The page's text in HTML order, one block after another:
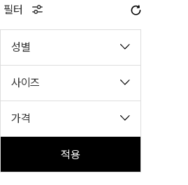
필터
성별
사이즈
가격
적용